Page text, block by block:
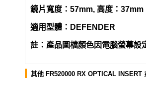
鏡片寬度：57mm, 高度：37mm
適用型體：DEFENDER
註：產品圖檔顏色因電腦螢幕設
其他 FR520000 RX OPTICAL INSERT